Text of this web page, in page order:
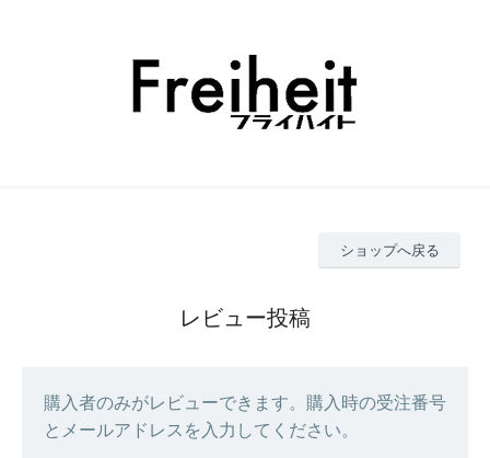
ショップへ戻る
レビュー投稿
購入者のみがレビューできます。購入時の受注番号
とメールアドレスを入力してください。